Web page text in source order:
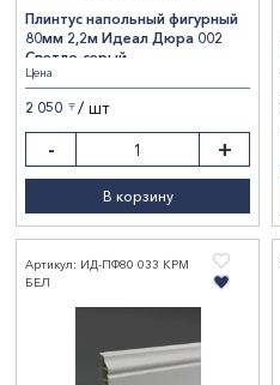
Плинтус напольный фигурный
80мм 2,2м Идеал Дюра 002
Светло-серый
Цена
2 050 〒 / шт
- +
В корзину
Артикул: ИД-ПФ80 033 КРМ
БЕЛ